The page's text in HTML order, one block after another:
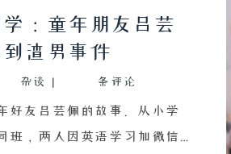
为思考样本
设，作者选
廉、无需维
人空间。他
门槛也天然
试图预测风
：童年朋友吕芸
渣男事件
杂谈 | 条评论
好友吕芸佩的故事。从小学
班，两人因英语学习加微信